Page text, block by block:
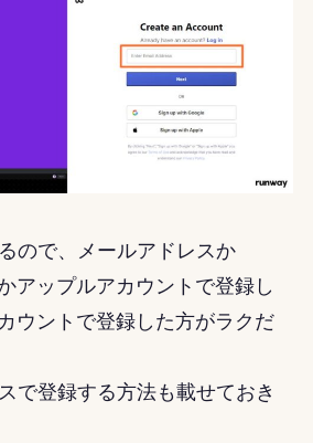
ので、メールアドレスか
アップルアカウントで登録し
ウントで登録した方がラクだ
で登録する方法も載せておき